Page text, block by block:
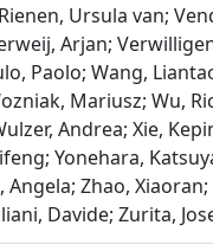
Ursula van;
Arjan;
Paolo; Wang,
Mariusz; Wu,
Andrea; Xie,
Yonehara,
Angela; Zhao,
Davide; Zurita,